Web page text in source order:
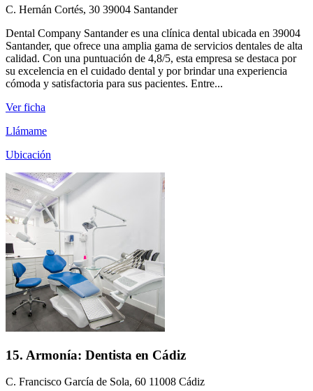
C. Hernán Cortés, 30 39004 Santander
Dental Company Santander es una clínica dental ubicada en 39004
Santander, que ofrece una amplia gama de servicios dentales de alta
calidad. Con una puntuación de 4,8/5, esta empresa se destaca por
su excelencia en el cuidado dental y por brindar una experiencia
cómoda y satisfactoria para sus pacientes. Entre...
Ver ficha
Llámame
Ubicación
15. Armonía: Dentista en Cádiz
C. Francisco García de Sola, 60 11008 Cádiz